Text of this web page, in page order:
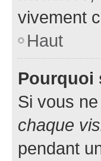
vivement
Haut
Pourquoi
Si vous
chaque
pendant